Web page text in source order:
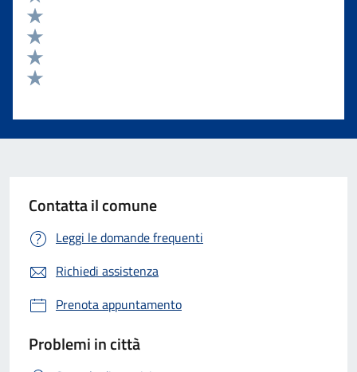
Valuta 5 stelle su 5
Valuta 4 stelle su 5
Valuta 3 stelle su 5
Valuta 2 stelle su 5
Contatta il comune
Leggi le domande frequenti
Richiedi assistenza
Prenota appuntamento
Problemi in città